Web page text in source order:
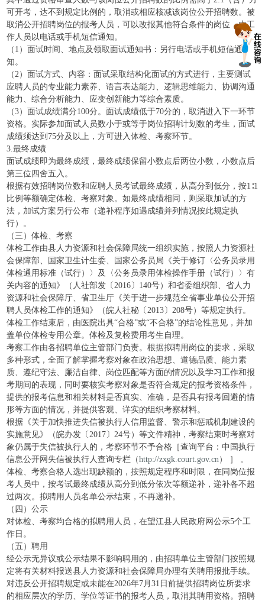
可开考，达不到规定比例的，取消或相应核减该岗位公开招聘数。被
取消公开招聘岗位的报考人员，可以改报其他符合条件的岗位，由工
作人员以电话或手机短信通知。
（1）面试时间、地点及领取面试通知书：另行电话或手机短信通
知。
（2）面试方式、内容：面试采取结构化面试的方式进行，主要测试
应聘人员的专业能力素养、语言表达能力、逻辑思维能力、协调沟通
能力、综合分析能力、应变创新能力等综合素质。
（3）面试成绩满分100分。面试成绩低于70分的，取消进入下一环节
资格。实际参加面试人员数小于或等于岗位招聘计划数的考生，面试
成绩须达到75分及以上，方可进入体检、考察环节。
3.最终成绩
面试成绩即为最终成绩，最终成绩保留小数点后两位小数，小数点后
第三位四舍五入。
根据有效招聘岗位数和应聘人员考试最终成绩，从高分到低分，按1∶1
比例等额确定体检、考察对象。如最终成绩相同，则采取加试的方
法，加试方案另行公布（递补程序如遇成绩并列情况按此规定执
行）。
（三）体检、考察
体检工作由县人力资源和社会保障局统一组织实施，按照人力资源社
会保障部、国家卫生计生委、国家公务员局《关于修订〈公务员录用
体检通用标准（试行）〉及〈公务员录用体检操作手册（试行）〉有
关内容的通知》（人社部发〔2016〕140号）和省委组织部、省人力
资源和社会保障厅、省卫生厅《关于进一步规范全省事业单位公开招
聘人员体检工作的通知》（皖人社秘〔2013〕208号）等规定执行。
体检工作结束后，由医院出具“合格”或“不合格”的结论性意见，并加
盖单位体检专用公章。体检及复检费用考生自理。
考察工作由各招聘单位主管部门负责。根据拟聘用岗位的要求，采取
多种形式，全面了解掌握考察对象在政治思想、道德品质、能力素
质、遵纪守法、廉洁自律、岗位匹配等方面的情况以及学习工作和报
考期间的表现，同时要核实考察对象是否符合规定的报考资格条件，
提供的报考信息和相关材料是否真实、准确，是否具有报考回避的情
形等方面的情况，并提供客观、详实的组织考察材料。
根据《关于加快推进失信被执行人信用监督、警示和惩戒机制建设的
实施意见》（皖办发〔2017〕24号）等文件精神，考察结束时考察对
象仍属于失信被执行人的，考察环节不予合格［查询平台：中国执行
信息公开网失信被执行人查询专栏（http://zxgk.court.gov.cn） ］ 。
体检、考察合格人选出现缺额的，按照规定程序和时限，在同岗位报
考人员中，按考试最终成绩从高分到低分依次等额递补，递补各不超
过两次。拟聘用人员名单公示结束，不再递补。
（四）公示
对体检、考察均合格的拟聘用人员，在望江县人民政府网公示5个工
作日。
（五）聘用
经公示无异议或公示结果不影响聘用的，由招聘单位主管部门按照规
定将有关材料报送县人力资源和社会保障局办理有关聘用报批手续。
对违反公开招聘规定或未能在2026年7月31日前提供招聘岗位所要求
的相应层次的学历、学位等证书的报考人员，取消其聘用资格。招聘